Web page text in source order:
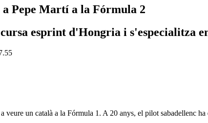
Pepe Martí a la Fórmula 2
esprint d'Hongria i s'especialitza
veure un català a la Fórmula 1. A 20 anys, el pilot sabadellenc